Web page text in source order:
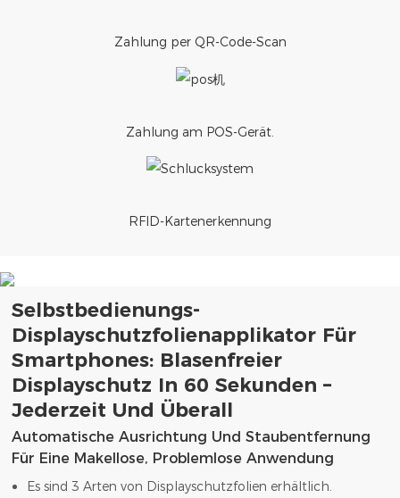
Zahlung per QR-Code-Scan
Zahlung am POS-Gerät.
RFID-Kartenerkennung
Selbstbedienungs-
Displayschutzfolienapplikator Für
Smartphones: Blasenfreier
Displayschutz In 60 Sekunden –
Jederzeit Und Überall
Automatische Ausrichtung Und Staubentfernung
Für Eine Makellose, Problemlose Anwendung
Es sind 3 Arten von Displayschutzfolien erhältlich.